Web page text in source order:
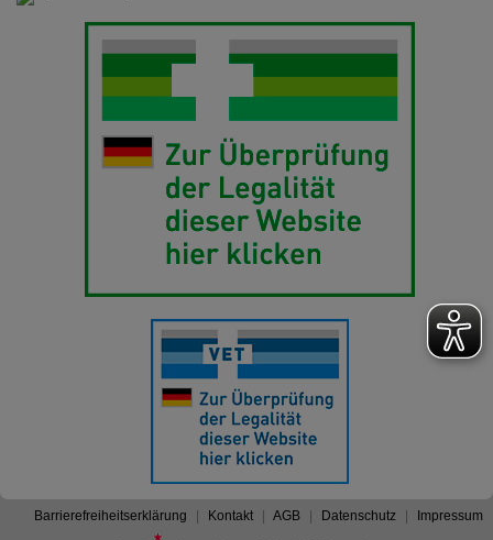
Barrierefreiheitserklärung Kontakt AGB Datenschutz Impressum